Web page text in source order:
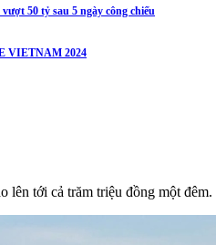
50 tỷ sau 5 ngày công chiếu
VIETNAM 2024
lên tới cả trăm triệu đồng một đêm.